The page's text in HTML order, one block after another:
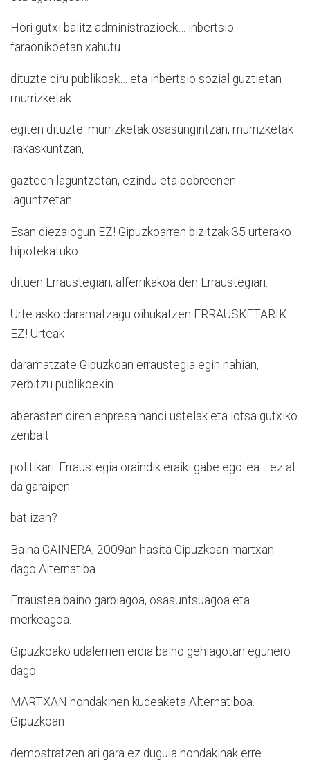
Hori gutxi balitz administrazioek… inbertsio
faraonikoetan xahutu
dituzte diru publikoak… eta inbertsio sozial guztietan
murrizketak
egiten dituzte: murrizketak osasungintzan, murrizketak
irakaskuntzan,
gazteen laguntzetan, ezindu eta pobreenen
laguntzetan…
Esan diezaiogun EZ! Gipuzkoarren bizitzak 35 urterako
hipotekatuko
dituen Erraustegiari, alferrikakoa den Erraustegiari.
Urte asko daramatzagu oihukatzen ERRAUSKETARIK
EZ! Urteak
daramatzate Gipuzkoan erraustegia egin nahian,
zerbitzu publikoekin
aberasten diren enpresa handi ustelak eta lotsa gutxiko
zenbait
politikari. Erraustegia oraindik eraiki gabe egotea… ez al
da garaipen
bat izan?
Baina GAINERA, 2009an hasita Gipuzkoan martxan
dago Alternatiba…
Erraustea baino garbiagoa, osasuntsuagoa eta
merkeagoa.
Gipuzkoako udalerrien erdia baino gehiagotan egunero
dago
MARTXAN hondakinen kudeaketa Alternatiboa.
Gipuzkoan
demostratzen ari gara ez dugula hondakinak erre